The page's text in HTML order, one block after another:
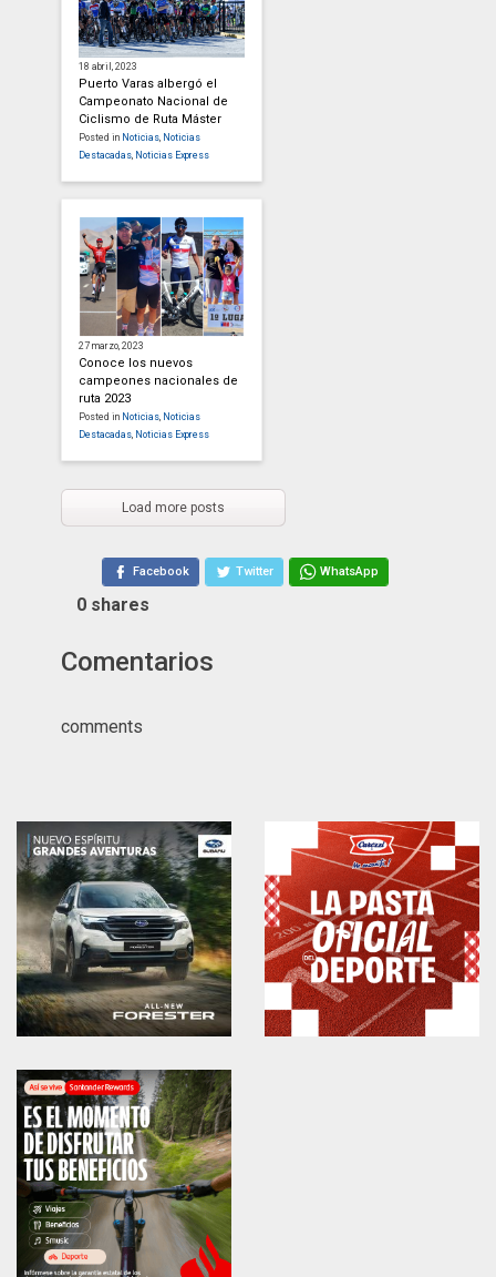
18 abril, 2023
Puerto Varas albergó el
Campeonato Nacional de
Ciclismo de Ruta Máster
Posted in Noticias Noticias
Destacadas Noticias Express
27 marzo, 2023
Conoce los nuevos
campeones nacionales de
ruta 2023
Posted in Noticias Noticias
Destacadas Noticias Express
Load more posts
Facebook Twitter WhatsApp
0 shares
Comentarios
comments